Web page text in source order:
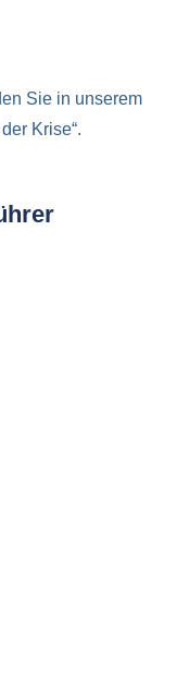
Sie in unserem
Krise“.